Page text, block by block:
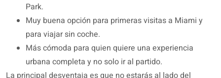
Park.
Muy buena opción para primeras visitas a Miami y
para viajar sin coche.
Más cómoda para quien quiere una experiencia
urbana completa y no solo ir al partido.
La principal desventaja es que no estarás al lado del